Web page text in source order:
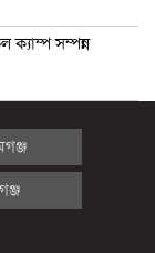
ক্যাম্প সম্পন্ন